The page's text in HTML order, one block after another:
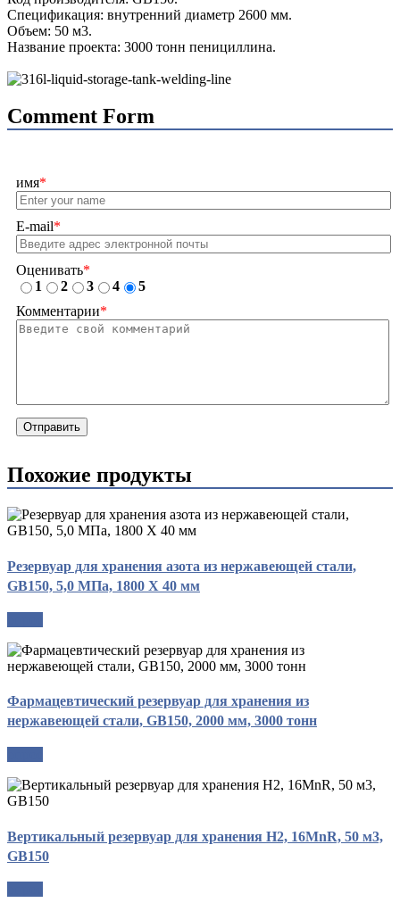
Спецификация: внутренний диаметр 2600 мм.
Объем: 50 м3.
Название проекта: 3000 тонн пенициллина.
Comment Form
имя*
E-mail*
Оценивать*
1
2 3 4
5
Комментарии*
Отправить
Похожие продукты
Резервуар для хранения азота из нержавеющей стали,
GB150, 5,0 МПа, 1800 X 40 мм
Фармацевтический резервуар для хранения из
нержавеющей стали, GB150, 2000 мм, 3000 тонн
Вертикальный резервуар для хранения H2, 16MnR, 50 м3,
GB150